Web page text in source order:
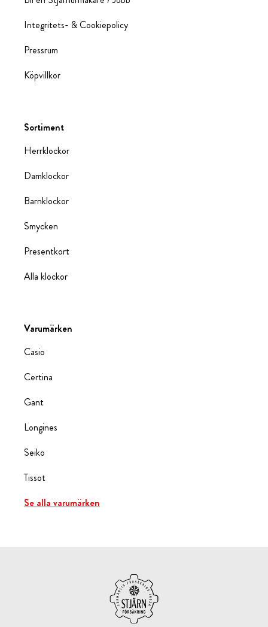
Integritets- & Cookiepolicy
Pressrum
Köpvillkor
Sortiment
Herrklockor
Damklockor
Barnklockor
Smycken
Presentkort
Alla klockor
Varumärken
Casio
Certina
Gant
Longines
Seiko
Tissot
Se alla varumärken